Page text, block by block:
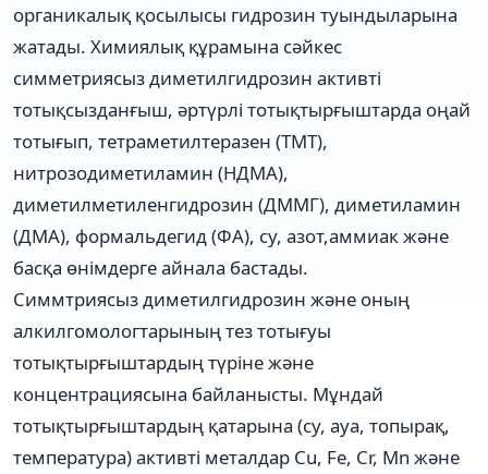
органикалық қосылысы гидрозин туындыларына
жатады. Химиялық құрамына сәйкес
симметриясыз диметилгидрозин активті
тотықсызданғыш, әртүрлі тотықтырғыштарда оңай
тотығып, тетраметилтеразен (ТМТ),
нитрозодиметиламин (НДМА),
диметилметиленгидрозин (ДММГ), диметиламин
(ДМА), формальдегид (ФА), су, азот,аммиак және
басқа өнімдерге айнала бастады.
Симмтриясыз диметилгидрозин және оның
алкилгомологтарының тез тотығуы
тотықтырғыштардың түріне және
концентрациясына байланысты. Мұндай
тотықтырғыштардың қатарына (су, ауа, топырақ,
температура) активті металдар Cu, Fe, Cr, Mn және